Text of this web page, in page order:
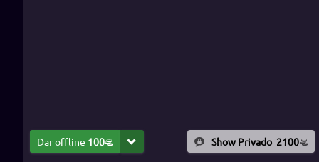
Dar offline 100 Show Privado 2100